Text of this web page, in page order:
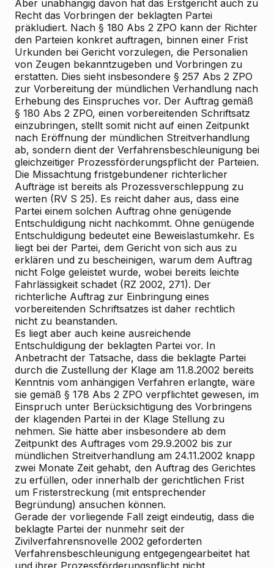
Aber unabhängig davon hat das Erstgericht auch zu
Recht das Vorbringen der beklagten Partei
präkludiert. Nach § 180 Abs 2 ZPO kann der Richter
den Parteien konkret auftragen, binnen einer Frist
Urkunden bei Gericht vorzulegen, die Personalien
von Zeugen bekanntzugeben und Vorbringen zu
erstatten. Dies sieht insbesondere § 257 Abs 2 ZPO
zur Vorbereitung der mündlichen Verhandlung nach
Erhebung des Einspruches vor. Der Auftrag gemäß
§ 180 Abs 2 ZPO, einen vorbereitenden Schriftsatz
einzubringen, stellt somit nicht auf einen Zeitpunkt
nach Eröffnung der mündlichen Streitverhandlung
ab, sondern dient der Verfahrensbeschleunigung bei
gleichzeitiger Prozessförderungspflicht der Parteien.
Die Missachtung fristgebundener richterlicher
Aufträge ist bereits als Prozessverschleppung zu
werten (RV S 25). Es reicht daher aus, dass eine
Partei einem solchen Auftrag ohne genügende
Entschuldigung nicht nachkommt. Ohne genügende
Entschuldigung bedeutet eine Beweislastumkehr. Es
liegt bei der Partei, dem Gericht von sich aus zu
erklären und zu bescheinigen, warum dem Auftrag
nicht Folge geleistet wurde, wobei bereits leichte
Fahrlässigkeit schadet (RZ 2002, 271). Der
richterliche Auftrag zur Einbringung eines
vorbereitenden Schriftsatzes ist daher rechtlich
nicht zu beanstanden.
Es liegt aber auch keine ausreichende
Entschuldigung der beklagten Partei vor. In
Anbetracht der Tatsache, dass die beklagte Partei
durch die Zustellung der Klage am 11.8.2002 bereits
Kenntnis vom anhängigen Verfahren erlangte, wäre
sie gemäß § 178 Abs 2 ZPO verpflichtet gewesen, im
Einspruch unter Berücksichtigung des Vorbringens
der klagenden Partei in der Klage Stellung zu
nehmen. Sie hätte aber insbesondere ab dem
Zeitpunkt des Auftrages vom 29.9.2002 bis zur
mündlichen Streitverhandlung am 24.11.2002 knapp
zwei Monate Zeit gehabt, den Auftrag des Gerichtes
zu erfüllen, oder innerhalb der gerichtlichen Frist
um Fristerstreckung (mit entsprechender
Begründung) ansuchen können.
Gerade der vorliegende Fall zeigt eindeutig, dass die
beklagte Partei der nunmehr seit der
Zivilverfahrensnovelle 2002 geforderten
Verfahrensbeschleunigung entgegengearbeitet hat
und ihrer Prozessförderungspflicht nicht